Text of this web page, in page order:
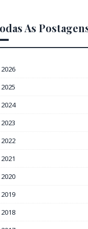
As
2026
2025
2024
2023
2022
2021
2020
2019
2018